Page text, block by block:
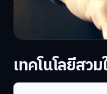
เทคโนโลยีสว